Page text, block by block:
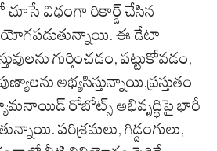
చూసే విధంగా రికార్డ్ చేసిన
ఈ డేటా
గుర్తించడం, పట్టుకోవడం,
అభ్యసిస్తున్నాయి.ప్రస్తుతం
రోబోట్స్ అభివృద్ధిపై భారీ
పరిశ్రమలు, గిడ్డంగులు,